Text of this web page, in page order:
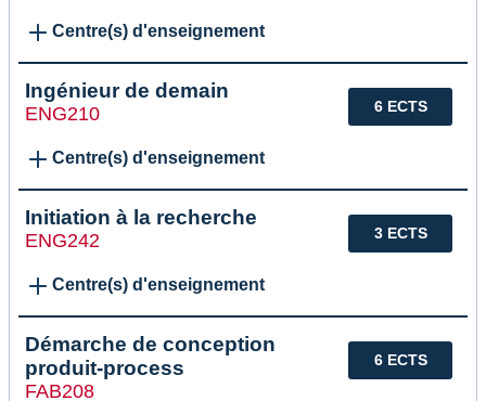
Centre(s) d'enseignement
6 ECTS
Ingénieur de demain
ENG210
Centre(s) d'enseignement
3 ECTS
Initiation à la recherche
ENG242
Centre(s) d'enseignement
6 ECTS
Démarche de conception
produit-process
FAB208